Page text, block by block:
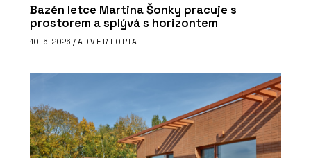
Bazén letce Martina Šonky pracuje s
prostorem a splývá s horizontem
10. 6. 2026 / ADVERTORIAL